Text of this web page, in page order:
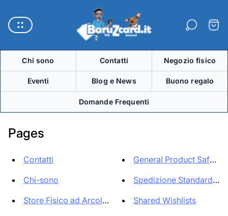
del
negozio"
Chi sono Contatti Negozio fisico
Eventi Blog e News Buono regalo
Domande Frequenti
Pages
Contatti
Chi-sono
Store Fisico ad Arcola (SP)
General Product Safety
Spedizione Standard /
Shared Wishlists